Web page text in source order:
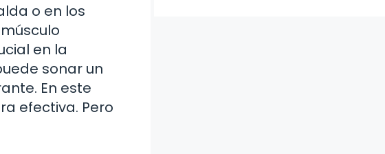
o en los
en la
sonar un
En este
efectiva. Pero